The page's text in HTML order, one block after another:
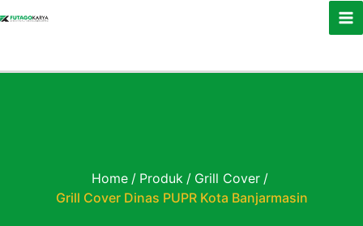
Home / Produk / Grill Cover /
Grill Cover Dinas PUPR Kota Banjarmasin